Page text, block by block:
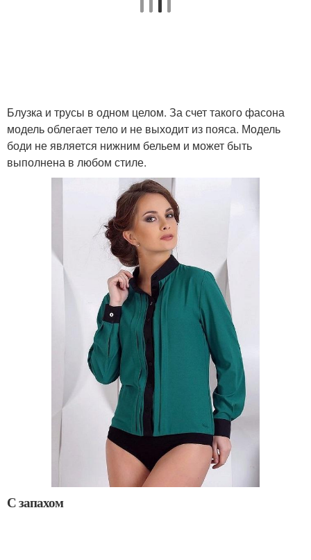
Блузка и трусы в одном целом. За счет такого фасона
модель облегает тело и не выходит из пояса. Модель
боди не является нижним бельем и может быть
выполнена в любом стиле.
С запахом